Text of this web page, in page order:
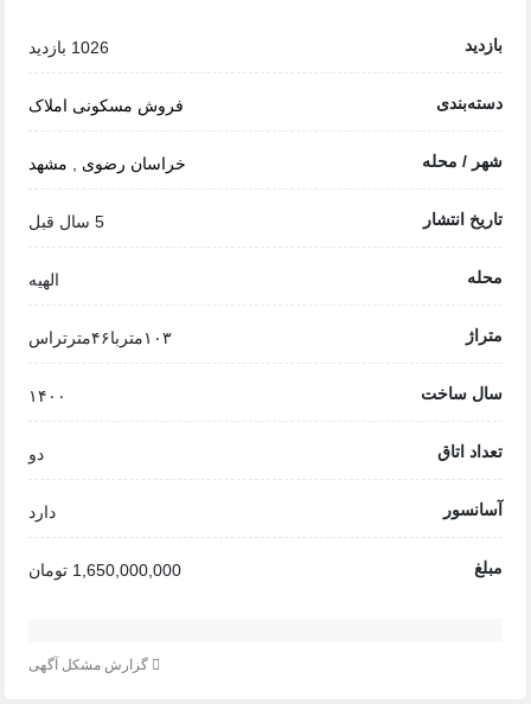
بازدید 1026 بازدید
دسته‌بندی فروش مسکونی املاک
شهر / محله خراسان رضوی مشهد
تاریخ انتشار 5 سال قبل
محله الهیه
متراژ ۱۰۳متربا۴۶مترتراس
سال ساخت ۱۴۰۰
تعداد اتاق دو
آسانسور دارد
مبلغ 1,650,000,000 تومان
گزارش مشکل آگهی